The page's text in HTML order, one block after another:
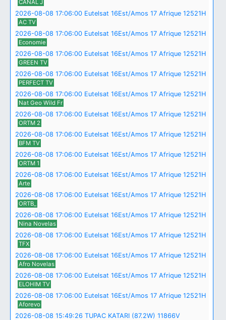
CANAL J
2026-08-08 17:06:00 Eutelsat 16Est/Amos 17 Afrique 12521H
AC TV
2026-08-08 17:06:00 Eutelsat 16Est/Amos 17 Afrique 12521H
Economie
2026-08-08 17:06:00 Eutelsat 16Est/Amos 17 Afrique 12521H
GREEN TV
2026-08-08 17:06:00 Eutelsat 16Est/Amos 17 Afrique 12521H
PERFECT TV
2026-08-08 17:06:00 Eutelsat 16Est/Amos 17 Afrique 12521H
Nat Geo Wild Fr
2026-08-08 17:06:00 Eutelsat 16Est/Amos 17 Afrique 12521H
ORTM 2
2026-08-08 17:06:00 Eutelsat 16Est/Amos 17 Afrique 12521H
BFM TV
2026-08-08 17:06:00 Eutelsat 16Est/Amos 17 Afrique 12521H
ORTM 1
2026-08-08 17:06:00 Eutelsat 16Est/Amos 17 Afrique 12521H
Arte
2026-08-08 17:06:00 Eutelsat 16Est/Amos 17 Afrique 12521H
ORTB_
2026-08-08 17:06:00 Eutelsat 16Est/Amos 17 Afrique 12521H
Nina Novelas
2026-08-08 17:06:00 Eutelsat 16Est/Amos 17 Afrique 12521H
TFX
2026-08-08 17:06:00 Eutelsat 16Est/Amos 17 Afrique 12521H
Afro Novelas
2026-08-08 17:06:00 Eutelsat 16Est/Amos 17 Afrique 12521H
ELOHIM TV
2026-08-08 17:06:00 Eutelsat 16Est/Amos 17 Afrique 12521H
Aforevo
2026-08-08 15:49:26 TUPAC KATARI (87.2W) 11866V